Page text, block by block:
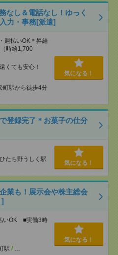
なし＆電話なし！ゆっく
力・事務[派遣]
週払いOK＊昇給
時給1,700
ても安心！
町駅から徒歩4分
気になる！
登録完了＊お菓子の仕分
ひたち野うしく駅
気になる！
業も！展示会や株主総会
]
いOK ■実働3時
駅 / …
気になる！